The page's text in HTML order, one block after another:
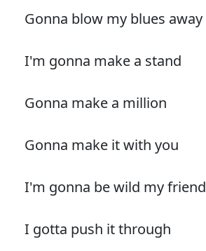
Gonna blow my blues away
I'm gonna make a stand
Gonna make a million
Gonna make it with you
I'm gonna be wild my friend
I gotta push it through